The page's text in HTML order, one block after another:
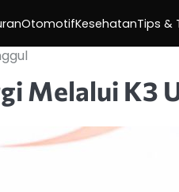
OtomotifKesehatanTips &
Melalui K3